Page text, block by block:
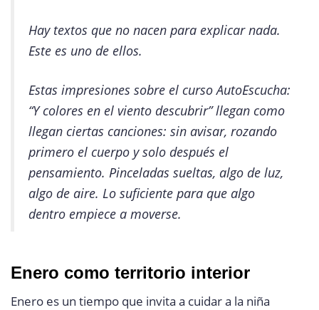
Hay textos que no nacen para explicar nada.
Este es uno de ellos.
Estas impresiones sobre el cursoAutoEscucha:
“Y colores en el viento descubrir”llegan como
llegan ciertas canciones: sin avisar, rozando
primero el cuerpo y solo después el
pensamiento. Pinceladas sueltas, algo de luz,
algo de aire. Lo suficiente para que algo
dentro empiece a moverse.
Enero como territorio interior
Enero es un tiempo que invita a cuidar a la niña